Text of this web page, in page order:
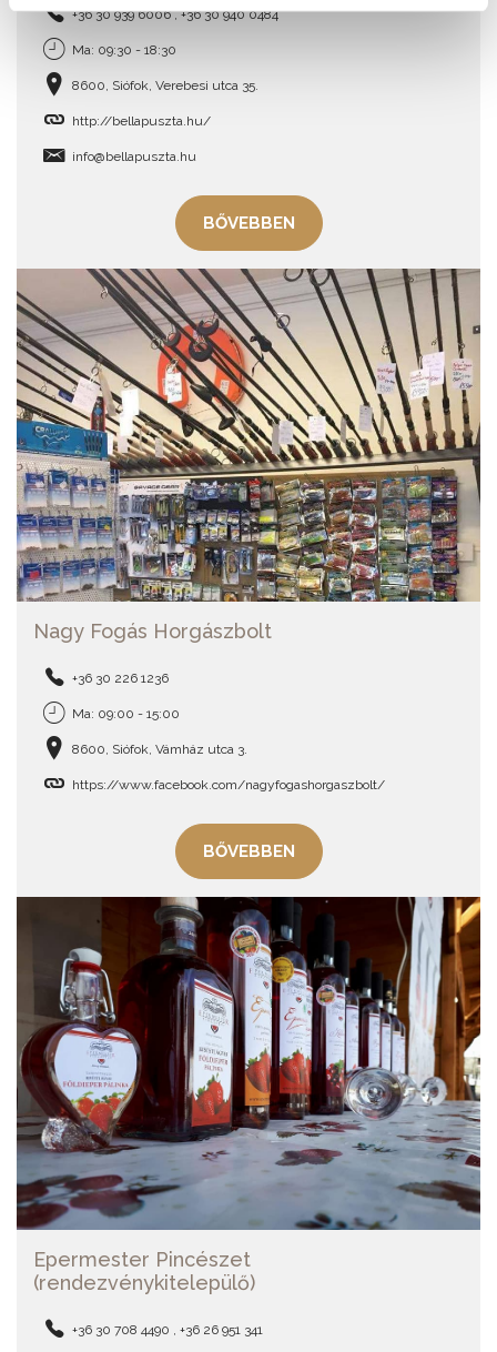
+36 30 939 6006 , +36 30 940 0484
Ma: 09:30 - 18:30
8600, Siófok, Verebesi utca 35.
http://bellapuszta.hu/
info@bellapuszta.hu
BŐVEBBEN
Nagy Fogás Horgászbolt
+36 30 226 1236
Ma: 09:00 - 15:00
8600, Siófok, Vámház utca 3.
https://www.facebook.com/nagyfogashorgaszbolt/
BŐVEBBEN
Epermester Pincészet
(rendezvénykitelepülő)
+36 30 708 4490 , +36 26 951 341